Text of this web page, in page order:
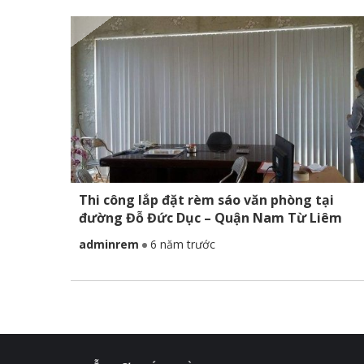
Thi công lắp đặt rèm sáo văn phòng tại
đường Đỗ Đức Dục – Quận Nam Từ Liêm
adminrem 6 năm trước